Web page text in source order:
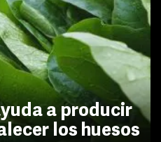
a producir
los huesos